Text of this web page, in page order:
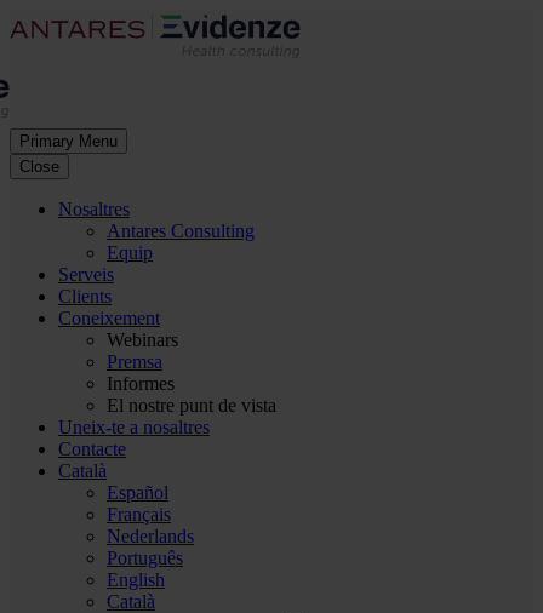
Primary Menu
Close
Nosaltres
Antares Consulting
Equip
Serveis
Clients
Coneixement
Webinars
Premsa
Informes
El nostre punt de vista
Uneix-te a nosaltres
Contacte
Català
Español
Français
Nederlands
Português
English
Català